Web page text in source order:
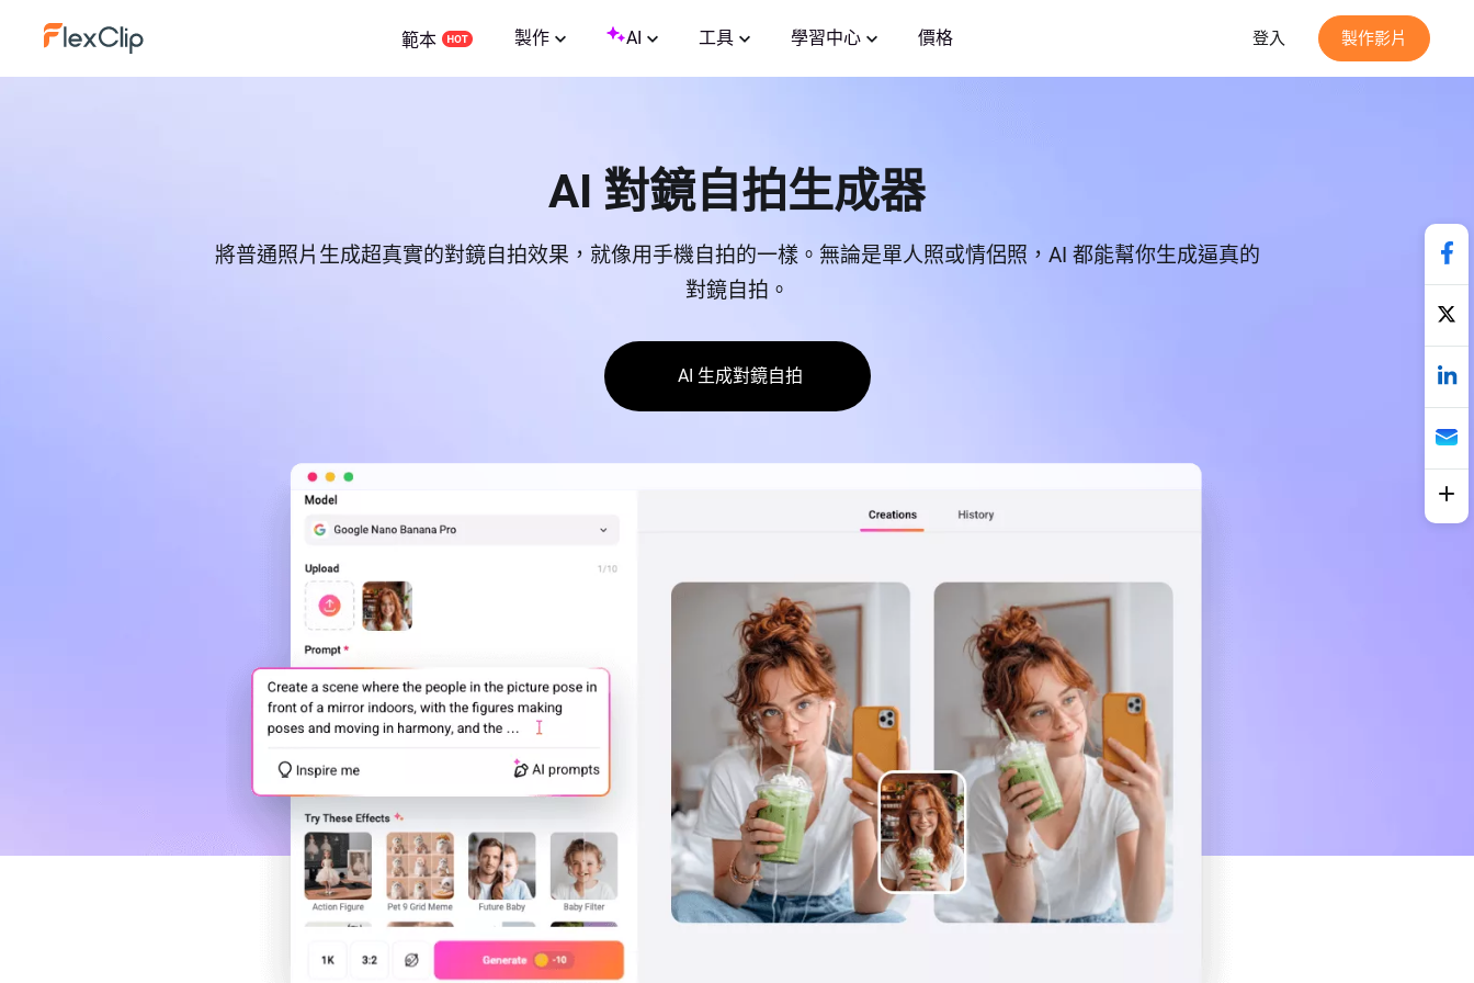
範本 製作 AI 工具 學習中心 價格 登入 製作影片
AI 對鏡自拍生成器
將普通照片生成超真實的對鏡自拍效果，就像用手機自拍的一樣。無論是單人照或情侶照，AI 都能幫你生成逼真的
對鏡自拍。
AI 生成對鏡自拍